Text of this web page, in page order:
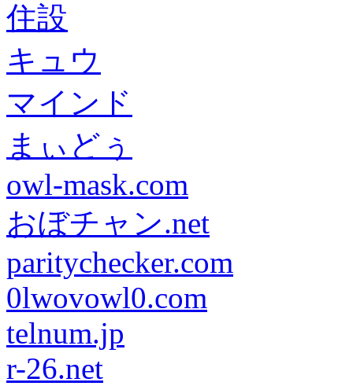
住設
キュウ
マインド
まぃどぅ
owl-mask.com
おぼチャン.net
paritychecker.com
0lwovowl0.com
telnum.jp
r-26.net